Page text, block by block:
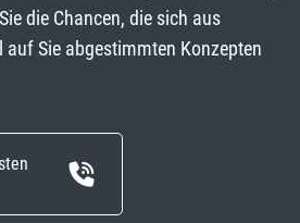
die Chancen, die sich aus
Sie abgestimmten Konzepten